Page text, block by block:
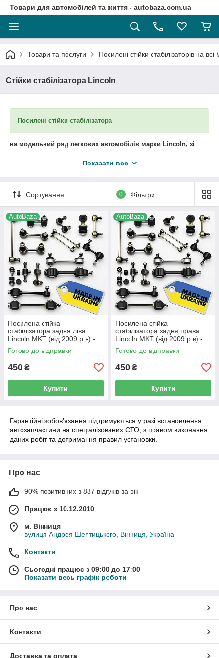
Товари для автомобілей та життя - autobaza.com.ua
Товари та послуги Посилені стійки стабілізаторів на
Стійки стабілізатора Lincoln
Посилені стійки стабілізатора
на модельний ряд легкових автомобілів марки Lincoln, зі
домогтися істотного поліпшення їх технічних характеристик,
додаткова міцність стійок стабілізатора забезпечується за
рахунок оптимізації процесу установки кульового пальця: тепер
кріплення кульового пальця в корпусі самої стійки. Тепер вам не
треба викидати стійку після зносу! Проводиться реставрація
стійок стабілізатора шляхом заміни самого пальця в корпусі
стійки. Завдяки відсутності втулки і пильовика, стійки
стабілізатора стали більш надійними і довговічними.
Показати все
Сортування 0 Фільтри
AutoBaza
Посилена стійка
стабілізатора задня ліва
Lincoln MKT (від 2009 р.в) -
(231 L)
Готово до відправки
450 ₴
Купити
AutoBaza
Посилена стійка
стабілізатора задня права
Lincoln MKT (від 2009 р.в) -
(231 R)
Готово до відправки
450 ₴
Купити
Гарантійні зобов'язання підтримуються у разі встановлення
автозапчастини на спеціалізованих СТО, з правом виконання
даних робіт та дотримання правил установки.
Про нас
90% позитивних з 887 відгуків за рік
Працює з 10.12.2010
м. Вінниця
вулиця Андрея Шептицького, Вінниця, Україна
Контакти
Сьогодні працює з 09:00 до 17:00
Показати весь графік роботи
Про нас
Контакти
Доставка та оплата